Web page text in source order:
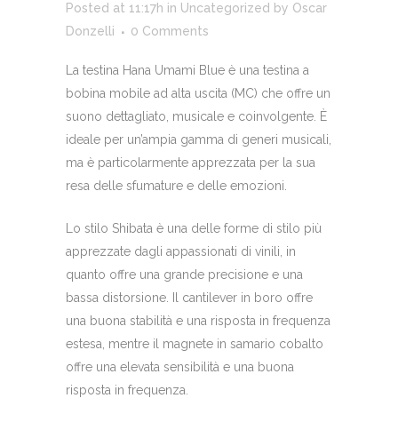
Posted at 11:17h in Uncategorized by Oscar
Donzelli
0 Comments
La testina Hana Umami Blue è una testina a
bobina mobile ad alta uscita (MC) che offre un
suono dettagliato, musicale e coinvolgente. È
ideale per un’ampia gamma di generi musicali,
ma è particolarmente apprezzata per la sua
resa delle sfumature e delle emozioni.
Lo stilo Shibata è una delle forme di stilo più
apprezzate dagli appassionati di vinili, in
quanto offre una grande precisione e una
bassa distorsione. Il cantilever in boro offre
una buona stabilità e una risposta in frequenza
estesa, mentre il magnete in samario cobalto
offre una elevata sensibilità e una buona
risposta in frequenza.